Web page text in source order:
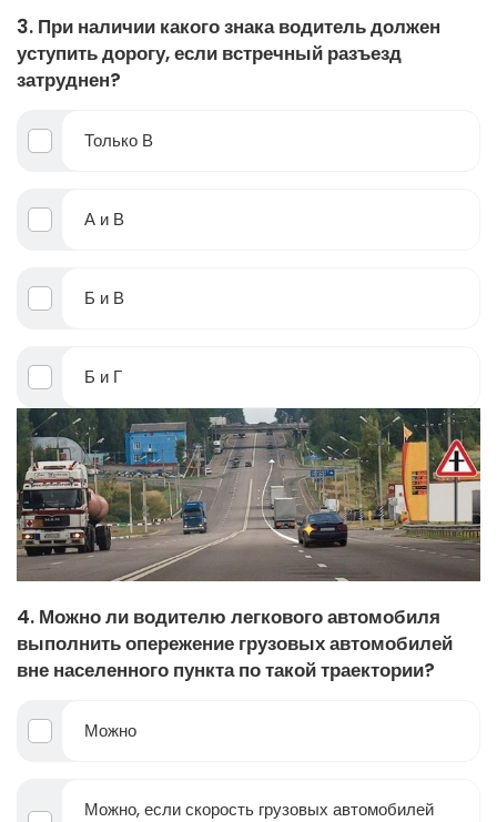
3. При наличии какого знака водитель должен
уступить дорогу, если встречный разъезд
затруднен?
Только В
А и В
Б и В
Б и Г
4. Можно ли водителю легкового автомобиля
выполнить опережение грузовых автомобилей
вне населенного пункта по такой траектории?
Можно
Можно, если скорость грузовых автомобилей